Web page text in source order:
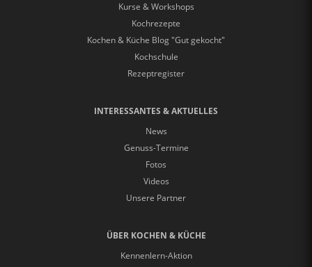
Kurse & Workshops
Kochrezepte
Kochen & Küche Blog "Gut gekocht"
Kochschule
Rezeptregister
INTERESSANTES & AKTUELLES
News
Genuss-Termine
Fotos
Videos
Unsere Partner
ÜBER KOCHEN & KÜCHE
Kennenlern-Aktion